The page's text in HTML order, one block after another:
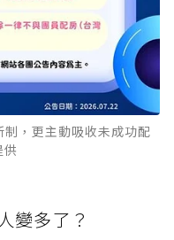
，更主動吸收未成功配
變多了？